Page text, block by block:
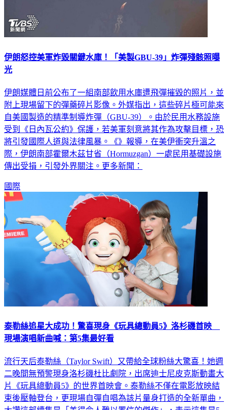
伊朗怒控美軍炸毀關鍵水庫！「美製GBU-39」炸彈殘骸照曝
光
伊朗媒體日前公布了一組南部飲用水庫遭飛彈摧毀的照片，並
附上現場留下的彈藥碎片影像。外媒指出，這些碎片極可能來
自美國製造的精準制導炸彈（GBU-39）。由於民用水務設施
受到《日內瓦公約》保護，若美軍刻意將其作為攻擊目標，恐
將引發國際人道與法律風暴。《》報導，在美伊衝突升溫之
際，伊朗南部霍爾木茲甘省（Hormuzgan）一處民用基礎設施
傳出受損，引發外界關注。更多新聞：
國際
泰勒絲追星大成功！驚喜現身《玩具總動員5》洛杉磯首映
現場演唱新曲喊：第5集最好看
流行天后泰勒絲（Taylor Swift）又帶給全球粉絲大驚喜！她週
二晚間無預警現身洛杉磯杜比劇院，出席迪士尼皮克斯動畫大
片《玩具總動員5》的世界首映會。泰勒絲不僅在電影放映結
束後壓軸登台，更現場自彈自唱為該片量身打造的全新單曲，